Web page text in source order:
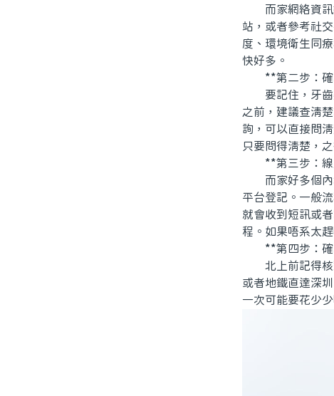
而家網絡資訊
站，或者參考社
度、環境衛生同
快好多。
**第二步：確
要記住，牙齒
之前，建議查清
詢，可以直接問
只要問得清楚，
**第三步：線
而家好多個內
平台登記。一般
就會收到短訊或
程。如果唔系太
**第四步：確
北上前記得核
或者地鐵直達深
一次可能要花少